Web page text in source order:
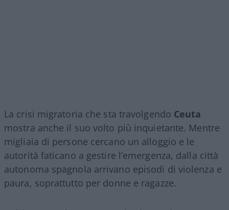
La crisi migratoria che sta travolgendo Ceuta
mostra anche il suo volto più inquietante. Mentre
migliaia di persone cercano un alloggio e le
autorità faticano a gestire l’emergenza, dalla città
autonoma spagnola arrivano episodi di violenza e
paura, soprattutto per donne e ragazze.